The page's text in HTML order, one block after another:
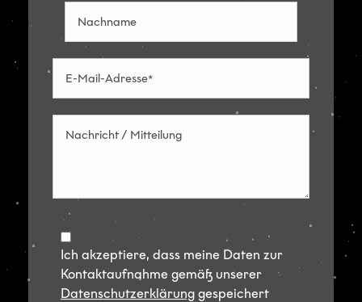
Ich akzeptiere, dass meine Daten zur
Kontaktaufnahme gemäß unserer
Datenschutzerklärung gespeichert